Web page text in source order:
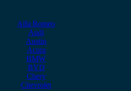
Alfa Romeo
Audi
Austin
Acura
BMW
BYD
Chery
Chevrolet